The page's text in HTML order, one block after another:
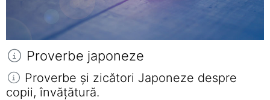
Proverbe japoneze
Proverbe și zicători Japoneze despre
copii, învățătură.